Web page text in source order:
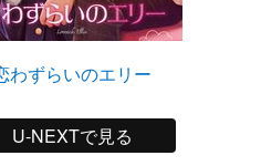
わずらいのエリー
U-NEXTで見る